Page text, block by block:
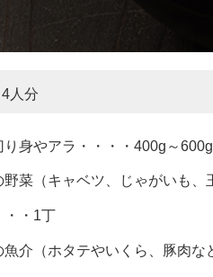
人分
り身やアラ・・・・400g～
野菜（キャベツ、じゃがいも
・・1丁
魚介（ホタテやいくら、豚肉な